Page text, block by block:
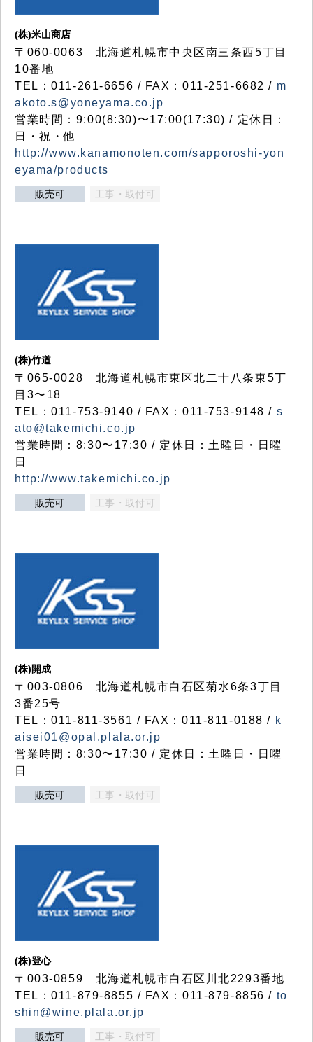
(株)米山商店
〒060-0063 北海道札幌市中央区南三条西5丁目
10番地
TEL：011-261-6656 / FAX：011-251-6682 / m
akoto.s@yoneyama.co.jp
営業時間：9:00(8:30)〜17:00(17:30) / 定休日：
日・祝・他
http://www.kanamonoten.com/sapporoshi-yon
eyama/products
販売可 工事・取付可
(株)竹道
〒065-0028 北海道札幌市東区北二十八条東5丁
目3〜18
TEL：011-753-9140 / FAX：011-753-9148 / s
ato@takemichi.co.jp
営業時間：8:30〜17:30 / 定休日：土曜日・日曜
日
http://www.takemichi.co.jp
販売可 工事・取付可
(株)開成
〒003-0806 北海道札幌市白石区菊水6条3丁目
3番25号
TEL：011-811-3561 / FAX：011-811-0188 / k
aisei01@opal.plala.or.jp
営業時間：8:30〜17:30 / 定休日：土曜日・日曜
日
販売可 工事・取付可
(株)登心
〒003-0859 北海道札幌市白石区川北2293番地
TEL：011-879-8855 / FAX：011-879-8856 / to
shin@wine.plala.or.jp
販売可 工事・取付可